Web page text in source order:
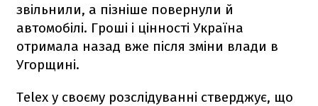
звільнили, а пізніше повернули й
автомобілі. Гроші і цінності Україна
отримала назад вже після зміни влади в
Угорщині.
Telex у своєму розслідуванні стверджує, що